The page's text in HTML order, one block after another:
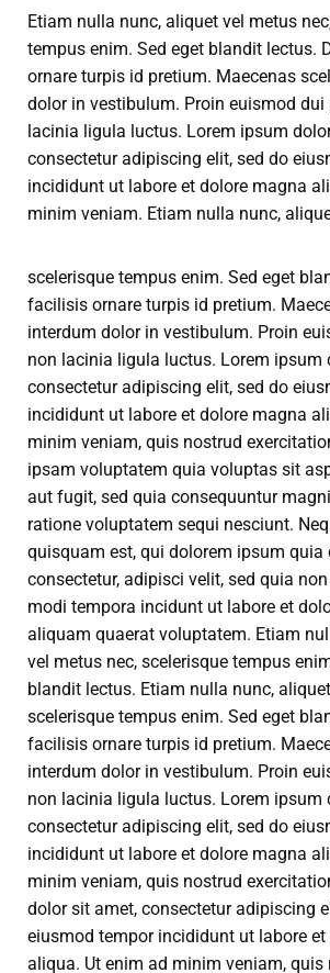
Etiam nulla nunc, aliquet vel metus
tempus enim. Sed eget blandit lectus.
ornare turpis id pretium. Maecenas
dolor in vestibulum. Proin euismod dui
lacinia ligula luctus. Lorem ipsum
consectetur adipiscing elit, sed do
incididunt ut labore et dolore magna
minim veniam. Etiam nulla nunc,
scelerisque tempus enim. Sed eget
facilisis ornare turpis id pretium.
interdum dolor in vestibulum. Proin
non lacinia ligula luctus. Lorem ipsum
consectetur adipiscing elit, sed do
incididunt ut labore et dolore magna
minim veniam, quis nostrud
ipsam voluptatem quia voluptas sit
aut fugit, sed quia consequuntur
ratione voluptatem sequi nesciunt.
quisquam est, qui dolorem ipsum quia
consectetur, adipisci velit, sed quia
modi tempora incidunt ut labore et
aliquam quaerat voluptatem. Etiam
vel metus nec, scelerisque tempus
blandit lectus. Etiam nulla nunc,
scelerisque tempus enim. Sed eget
facilisis ornare turpis id pretium.
interdum dolor in vestibulum. Proin
non lacinia ligula luctus. Lorem ipsum
consectetur adipiscing elit, sed do
incididunt ut labore et dolore magna
minim veniam, quis nostrud
dolor sit amet, consectetur adipiscing
eiusmod tempor incididunt ut labore
aliqua. Ut enim ad minim veniam, quis